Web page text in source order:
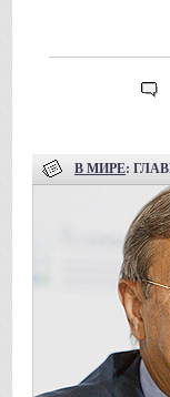
В МИРЕ: